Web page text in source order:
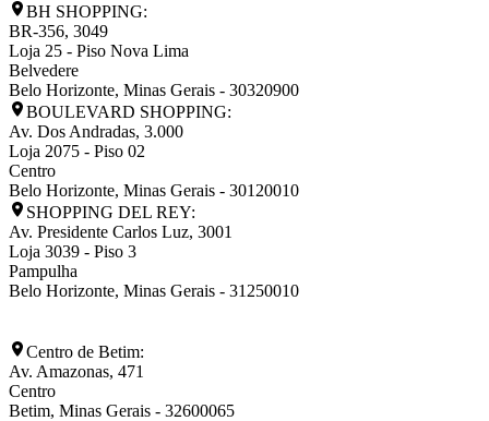
BH SHOPPING:
BR-356, 3049
Loja 25 - Piso Nova Lima
Belvedere
Belo Horizonte, Minas Gerais - 30320900
BOULEVARD SHOPPING:
Av. Dos Andradas, 3.000
Loja 2075 - Piso 02
Centro
Belo Horizonte, Minas Gerais - 30120010
SHOPPING DEL REY:
Av. Presidente Carlos Luz, 3001
Loja 3039 - Piso 3
Pampulha
Belo Horizonte, Minas Gerais - 31250010
Centro de Betim:
Av. Amazonas, 471
Centro
Betim, Minas Gerais - 32600065